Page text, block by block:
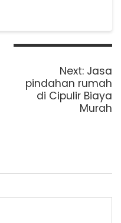
Next: Next
post:
Jasa
pindahan rumah
di Cipulir Biaya
Murah